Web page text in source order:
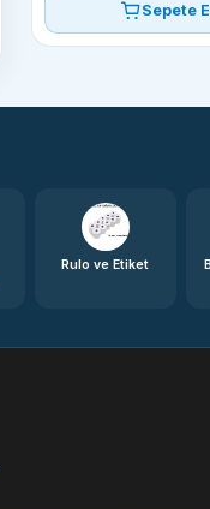
Sepete
Rulo ve Etiket